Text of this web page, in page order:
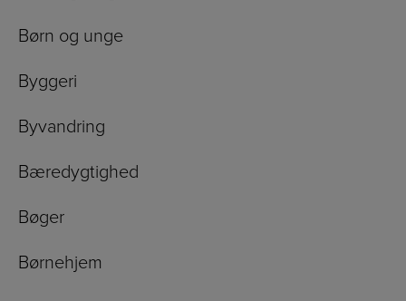
Børn og unge
Byggeri
Byvandring
Bæredygtighed
Bøger
Børnehjem